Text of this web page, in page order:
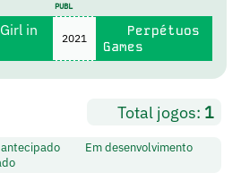
PUBL
in
2021
Perpétuos
Games
Total jogos: 1
antecipado
Em desenvolvimento